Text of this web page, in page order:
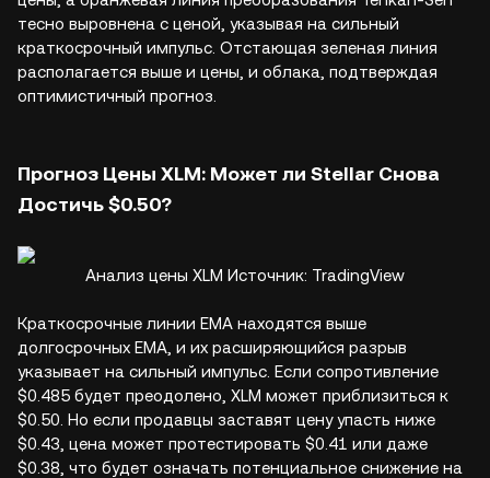
тесно выровнена с ценой, указывая на сильный
краткосрочный импульс. Отстающая зеленая линия
располагается выше и цены, и облака, подтверждая
оптимистичный прогноз.
Прогноз Цены XLM: Может ли Stellar Снова
Достичь $0.50?
Анализ цены XLM Источник: TradingView
Краткосрочные линии EMA находятся выше
долгосрочных EMA, и их расширяющийся разрыв
указывает на сильный импульс. Если сопротивление
$0.485 будет преодолено, XLM может приблизиться к
$0.50. Но если продавцы заставят цену упасть ниже
$0.43, цена может протестировать $0.41 или даже
$0.38, что будет означать потенциальное снижение на